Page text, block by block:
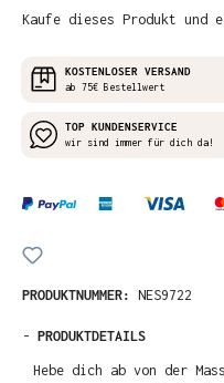
Kaufe dieses Produkt und
KOSTENLOSER VERSAND
ab 75€ Bestellwert
TOP KUNDENSERVICE
wir sind immer für dich da!
PRODUKTNUMMER: NES9722
- PRODUKTDETAILS
Hebe dich ab von der